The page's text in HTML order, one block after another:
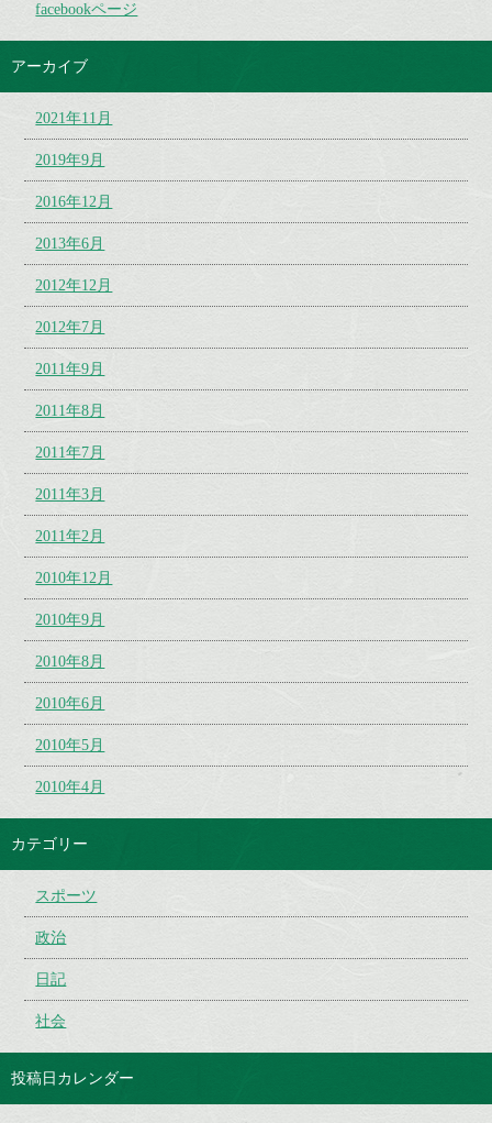
facebookページ
アーカイブ
2021年11月
2019年9月
2016年12月
2013年6月
2012年12月
2012年7月
2011年9月
2011年8月
2011年7月
2011年3月
2011年2月
2010年12月
2010年9月
2010年8月
2010年6月
2010年5月
2010年4月
カテゴリー
スポーツ
政治
日記
社会
投稿日カレンダー